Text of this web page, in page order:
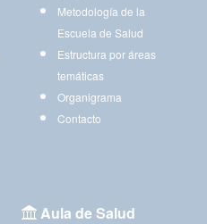
Metodología de la
Escuela de Salud
Estructura por áreas
temáticas
Organigrama
Contacto
Aula de Salud